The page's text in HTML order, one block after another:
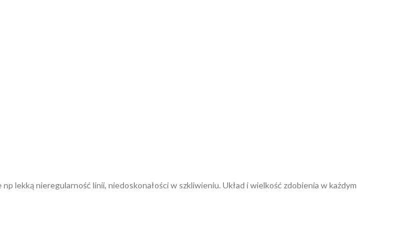
lekką nieregularność linii, niedoskonałości w szkliwieniu. Układ i wielkość zdobienia w każdym